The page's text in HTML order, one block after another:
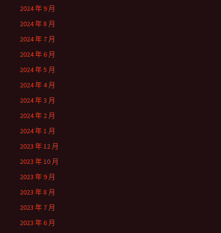
2024 年 9 月
2024 年 8 月
2024 年 7 月
2024 年 6 月
2024 年 5 月
2024 年 4 月
2024 年 3 月
2024 年 2 月
2024 年 1 月
2023 年 12 月
2023 年 10 月
2023 年 9 月
2023 年 8 月
2023 年 7 月
2023 年 6 月